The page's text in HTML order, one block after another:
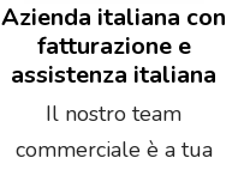
Azienda italiana con
fatturazione e
assistenza italiana
Il nostro team
commerciale è a tua